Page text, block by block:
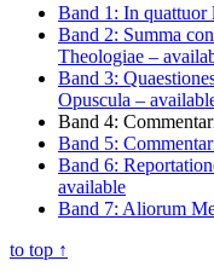
Band 1: In quattuor
Band 2: Summa
Theologiae –
Band 3:
Opuscula –
Band 4:
Band 5:
Band 6:
available
Band 7: Aliorum
to top ↑